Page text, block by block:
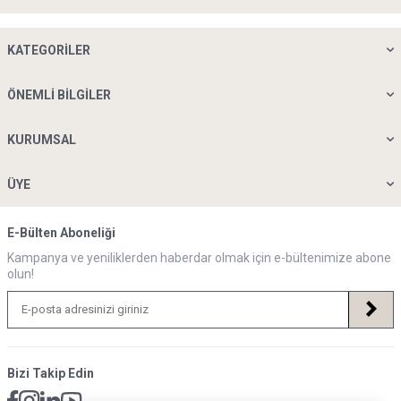
KATEGORILER
ÖNEMLI BILGILER
KURUMSAL
ÜYE
E-Bülten Aboneliği
Kampanya ve yeniliklerden haberdar olmak için e-bültenimize abone
olun!
Bizi Takip Edin